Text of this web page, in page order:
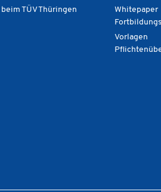
TÜV Thüringen
Whitepaper
Vorlagen